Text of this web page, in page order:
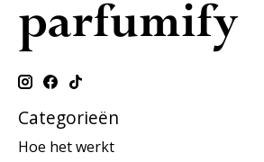
Categorieën
Hoe het werkt